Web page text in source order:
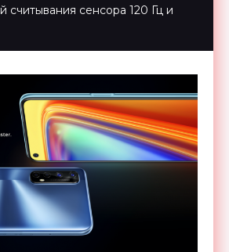
считывания сенсора 120 Гц и